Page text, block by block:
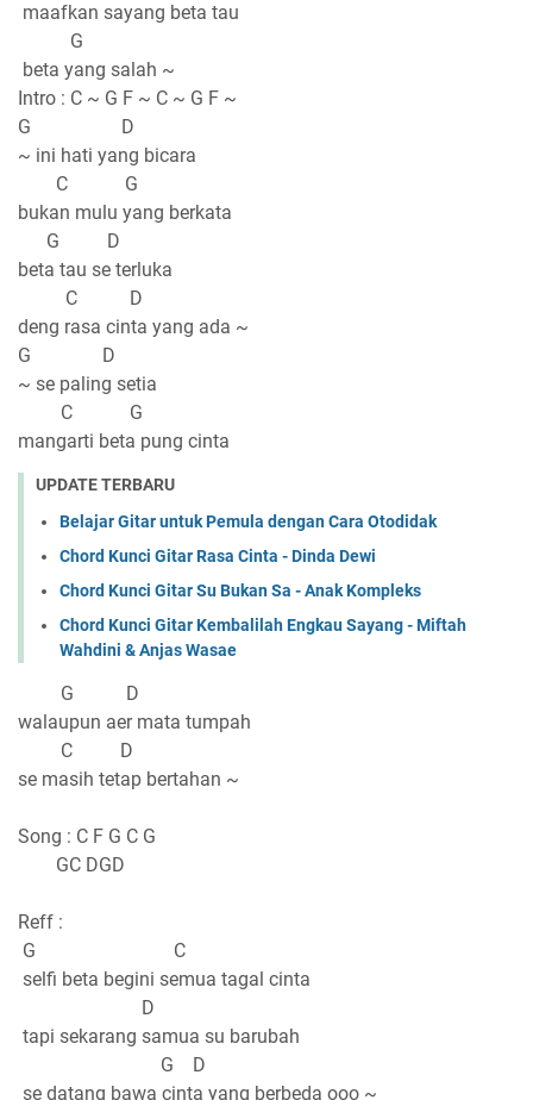
maafkan sayang beta tau
G
beta yang salah ~
Intro : C ~ G F ~ C ~ G F ~
G D
~ ini hati yang bicara
C G
bukan mulu yang berkata
G D
beta tau se terluka
C D
deng rasa cinta yang ada ~
G D
~ se paling setia
C G
mangarti beta pung cinta
UPDATE TERBARU
Belajar Gitar untuk Pemula dengan Cara Otodidak
Chord Kunci Gitar Rasa Cinta - Dinda Dewi
Chord Kunci Gitar Su Bukan Sa - Anak Kompleks
Chord Kunci Gitar Kembalilah Engkau Sayang - Miftah
Wahdini & Anjas Wasae
G D
walaupun aer mata tumpah
C D
se masih tetap bertahan ~
Song : C F G C G
GC DGD
Reff :
G C
selfi beta begini semua tagal cinta
D
tapi sekarang samua su barubah
G D
se datang bawa cinta yang berbeda ooo ~